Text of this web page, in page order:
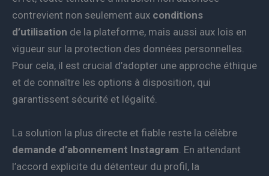
contrevient non seulement aux conditions
d’utilisation de la plateforme, mais aussi aux lois en
vigueur sur la protection des données personnelles.
Pour cela, il est crucial d’adopter une approche éthique
et de connaître les options à disposition, qui
garantissent sécurité et légalité.
La solution la plus directe et fiable reste la célèbre
demande d’abonnement Instagram . En attendant
l’accord explicite du détenteur du profil, la